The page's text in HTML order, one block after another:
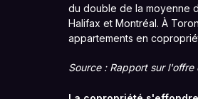
du double de la moyenne
Halifax et Montréal. À
appartements en
Source : Rapport sur